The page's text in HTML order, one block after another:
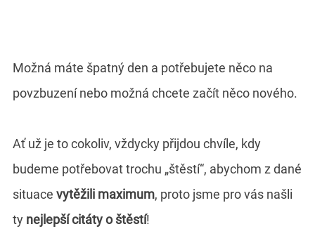
Možná máte špatný den a potřebujete něco na
povzbuzení nebo možná chcete začít něco nového.
Ať už je to cokoliv, vždycky přijdou chvíle, kdy
budeme potřebovat trochu „štěstí“, abychom z dané
situace vytěžili maximum, proto jsme pro vás našli
ty nejlepší citáty o štěstí!